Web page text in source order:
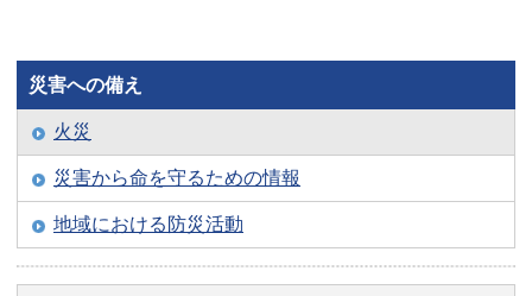
災害への備え
火災
災害から命を守るための情報
地域における防災活動